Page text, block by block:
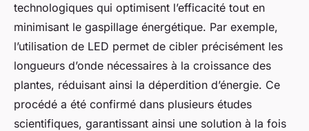
technologiques qui optimisent l’efficacité tout en
minimisant le gaspillage énergétique. Par exemple,
l’utilisation de LED permet de cibler précisément les
longueurs d’onde nécessaires à la croissance des
plantes, réduisant ainsi la déperdition d’énergie. Ce
procédé a été confirmé dans plusieurs études
scientifiques, garantissant ainsi une solution à la fois